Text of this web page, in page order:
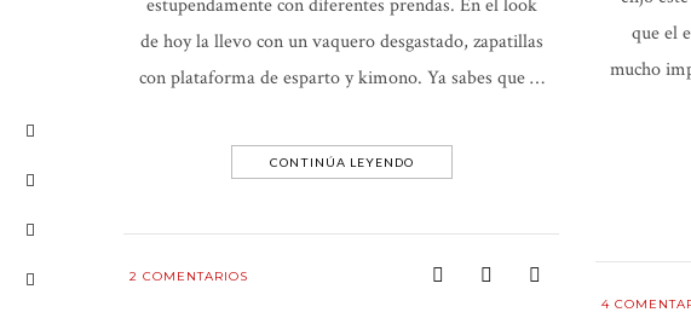
de hoy la llevo con un vaquero desgastado, zapatillas
con plataforma de esparto y kimono. Ya sabes que …
CONTINÚA LEYENDO
2 COMENTARIOS
que el
mucho
4